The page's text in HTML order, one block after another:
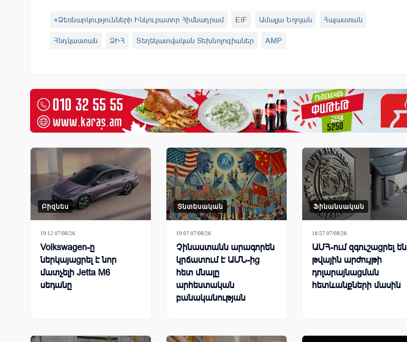
«Ձեռնարկությունների Ինկուբատոր Հիմնադրամ EIF Ամալյա Եղոյան Հայաստան
Հնդկաստան ՁԻՀ Տեղեկատվական Տեխնոլոգիաներ AMP
Բիզնես
19:12 07/08/26
Volkswagen-ը
ներկայացրել է նոր
մատչելի Jetta M6
սեդանը
Տնտեսական
19:07 07/08/26
Չինաստանն արագորեն
կրճատում է ԱՄՆ-ից
հետ մնալը
արհեստական
բանականության
Ֆինանսական
18:57 07/08/26
ԱՄՀ-ում զգուշացրել են
թվային արժույթի
դոլարայնացման
հետևանքների մասին